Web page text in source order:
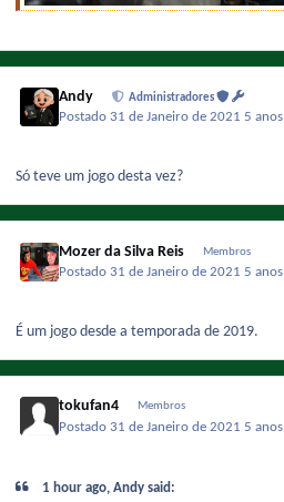
Andy Administradores
Postado 31 de Janeiro de 2021 5 anos
Só teve um jogo desta vez?
Mozer da Silva Reis Membros
Postado 31 de Janeiro de 2021 5 anos
É um jogo desde a temporada de 2019.
tokufan4 Membros
Postado 31 de Janeiro de 2021 5 anos
1 hour ago, Andy said: